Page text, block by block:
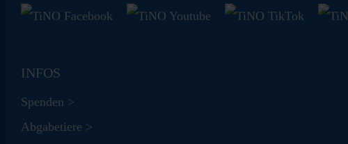
INFOS
Spenden >
Abgabetiere >